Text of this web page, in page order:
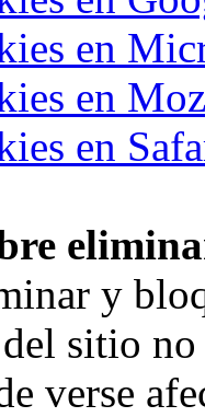
en
en
en
y
sitio
verse